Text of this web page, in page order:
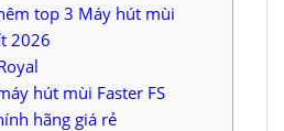
top 3 Máy hút mùi
2026
hút mùi Faster FS
hãng giá rẻ